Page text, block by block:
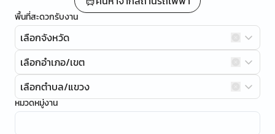
พื้นที่สะดวกรับงาน
เลือกจังหวัด
เลือกอำเภอ/เขต
เลือกตำบล/แขวง
หมวดหมู่งาน